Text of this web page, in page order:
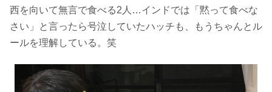
西を向いて無言で食べる2人…インドでは「黙って食べな
さい」と言ったら号泣していたハッチも、もうちゃんとル
ールを理解している。笑